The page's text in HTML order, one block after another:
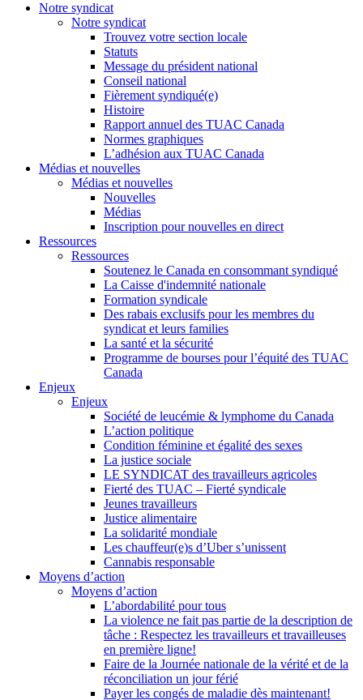
Notre syndicat
Notre syndicat
Trouvez votre section locale
Statuts
Message du président national
Conseil national
Fièrement syndiqué(e)
Histoire
Rapport annuel des TUAC Canada
Normes graphiques
L’adhésion aux TUAC Canada
Médias et nouvelles
Médias et nouvelles
Nouvelles
Médias
Inscription pour nouvelles en direct
Ressources
Ressources
Soutenez le Canada en consommant syndiqué
La Caisse d'indemnité nationale
Formation syndicale
Des rabais exclusifs pour les membres du
syndicat et leurs families
La santé et la sécurité
Programme de bourses pour l’équité des TUAC
Canada
Enjeux
Enjeux
Société de leucémie & lymphome du Canada
L’action politique
Condition féminine et égalité des sexes
La justice sociale
LE SYNDICAT des travailleurs agricoles
Fierté des TUAC – Fierté syndicale
Jeunes travailleurs
Justice alimentaire
La solidarité mondiale
Les chauffeur(e)s d’Uber s’unissent
Cannabis responsable
Moyens d’action
Moyens d’action
L’abordabilité pour tous
La violence ne fait pas partie de la description de
tâche : Respectez les travailleurs et travailleuses
en première ligne!
Faire de la Journée nationale de la vérité et de la
réconciliation un jour férié
Payer les congés de maladie dès maintenant!